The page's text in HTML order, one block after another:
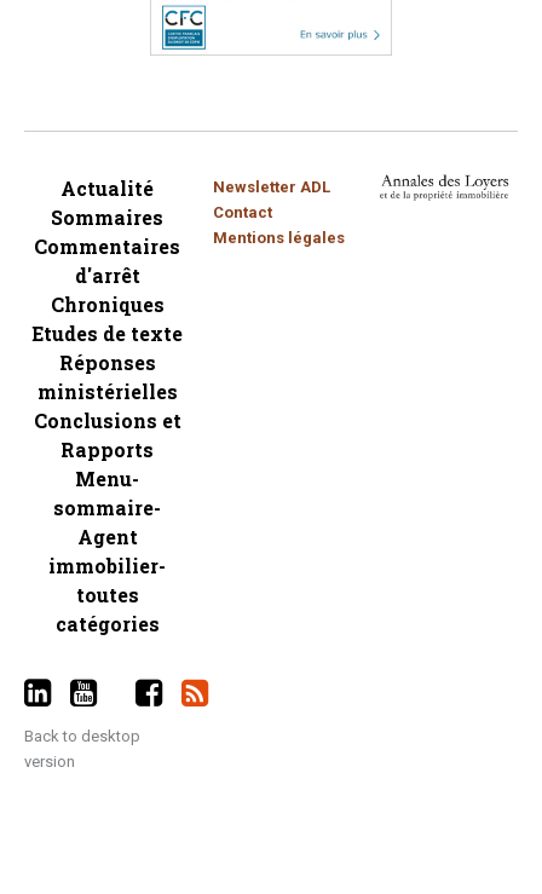
Actualité
Sommaires
Commentaires
d'arrêt
Chroniques
Etudes de texte
Réponses
ministérielles
Conclusions et
Rapports
Menu-
sommaire-
Agent
immobilier-
toutes
catégories
Newsletter ADL
Contact
Mentions légales
Back to desktop
version